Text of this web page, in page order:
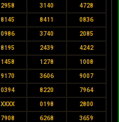
2958 3140 4728
8145 8411 0836
0986 3740 2085
8195 2439 4242
1458 1278 1008
9170 3606 9007
0394 8220 7964
XXXX 0198 2800
7908 6268 3659